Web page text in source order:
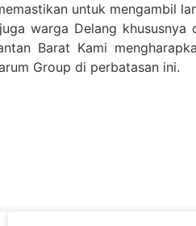
untuk mengambil
warga Delang
Barat Kami
Group di perbatasan ini.